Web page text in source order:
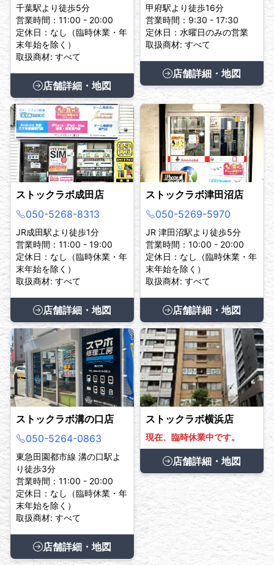
千葉駅より徒歩5分
営業時間：11:00 - 20:00
定休日：なし（臨時休業・年
末年始を除く）
取扱商材: すべて
店舗詳細・地図
甲府駅より徒歩16分
営業時間：9:30 - 17:30
定休日：水曜日のみの営業
取扱商材: すべて
店舗詳細・地図
ストックラボ成田店
050-5268-8313
JR成田駅より徒歩1分
営業時間：11:00 - 19:00
定休日：なし（臨時休業・年
末年始を除く）
取扱商材: すべて
店舗詳細・地図
ストックラボ津田沼店
050-5269-5970
JR 津田沼駅より徒歩5分
営業時間：10:00 - 20:00
定休日：なし（臨時休業・年
末年始を除く）
取扱商材: すべて
店舗詳細・地図
ストックラボ溝の口店
050-5264-0863
東急田園都市線 溝の口駅よ
り徒歩3分
営業時間：11:00 - 20:00
定休日：なし（臨時休業・年
末年始を除く）
取扱商材: すべて
店舗詳細・地図
ストックラボ横浜店
現在、臨時休業中です。
店舗詳細・地図